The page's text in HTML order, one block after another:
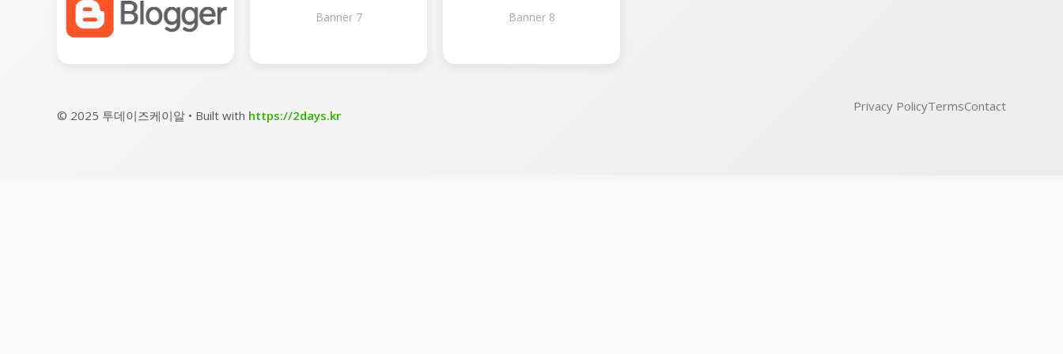
Banner 7 Banner 8
© 2025 투데이즈케이알 • Built with https://2days.kr
Privacy PolicyTermsContact